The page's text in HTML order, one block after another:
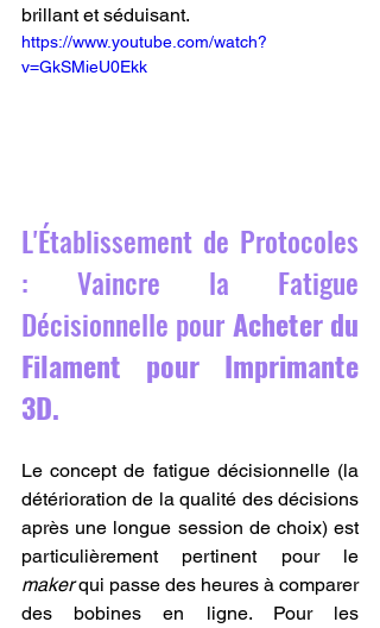
brillant et séduisant.
https://www.youtube.com/watch?
v=GkSMieU0Ekk
L'Établissement de Protocoles
: Vaincre la Fatigue
Décisionnelle pour Acheter du
Filament pour Imprimante
3D.
Le concept de fatigue décisionnelle (la
détérioration de la qualité des décisions
après une longue session de choix) est
maker qui passe des heures à comparer
des bobines en ligne. Pour les